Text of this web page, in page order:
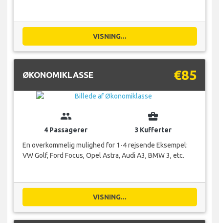
VISNING...
ØKONOMIKLASSE €85
group
4 Passagerer
business_center
3 Kufferter
En overkommelig mulighed for 1-4 rejsende Eksempel:
VW Golf, Ford Focus, Opel Astra, Audi A3, BMW 3, etc.
VISNING...